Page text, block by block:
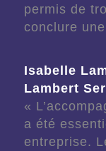
permis de
conclure
Isabelle
Lambert
«
a été
entreprise.